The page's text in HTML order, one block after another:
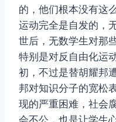
的，他们根本没有这
运动完全是自发的，
世后，无数学生对那
特别是对反自由化运
初，不过是替胡耀邦
邦对知识分子的宽松
现的严重困难，社会
会不公，也是让学生